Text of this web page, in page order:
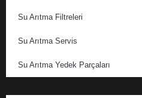
Su Arıtma Filtreleri
Su Arıtma Servis
Su Arıtma Yedek Parçaları